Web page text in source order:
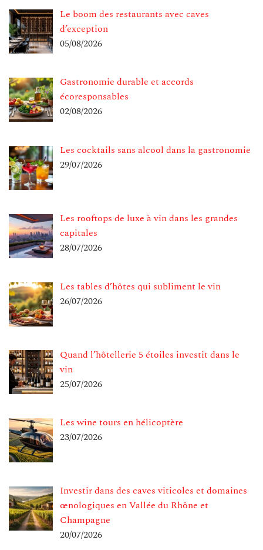
Le boom des restaurants avec caves
d’exception
05/08/2026
Gastronomie durable et accords
écoresponsables
02/08/2026
Les cocktails sans alcool dans la gastronomie
29/07/2026
Les rooftops de luxe à vin dans les grandes
capitales
28/07/2026
Les tables d’hôtes qui subliment le vin
26/07/2026
Quand l’hôtellerie 5 étoiles investit dans le
vin
25/07/2026
Les wine tours en hélicoptère
23/07/2026
Investir dans des caves viticoles et domaines
œnologiques en Vallée du Rhône et
Champagne
20/07/2026